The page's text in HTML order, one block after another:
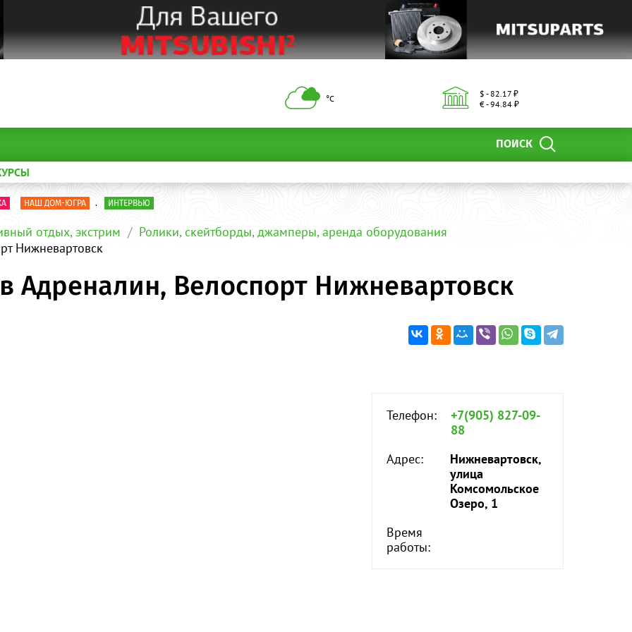
°С
$ - 82.17 ₽
€ - 94.84 ₽
ПОИСК
НАШ ДОМ-ЮГРА . ИНТЕРВЬЮ
отдых, экстрим
Ролики, скейтборды, джамперы, аренда оборудования
Нижневартовск
Адреналин, Велоспорт Нижневартовск
Телефон:
+7(905) 827-09-
88
Адрес:
Нижневартовск,
улица
Комсомольское
Озеро, 1
Время
работы: